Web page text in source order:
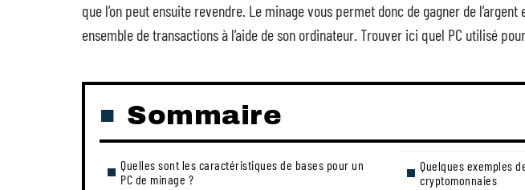
que l’on peut ensuite revendre. Le minage vous permet donc de gagner de
ensemble de transactions à l’aide de son ordinateur. Trouver ici quel PC utilisé
Sommaire
Quelles sont les caractéristiques de bases pour un
PC de minage ?
Quelques exemples
cryptomonnaies